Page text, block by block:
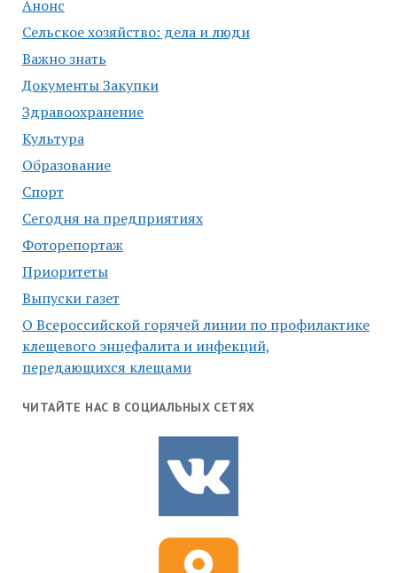
Анонс
Сельское хозяйство: дела и люди
Важно знать
Документы Закупки
Здравоохранение
Культура
Образование
Спорт
Сегодня на предприятиях
Фоторепортаж
Приоритеты
Выпуски газет
О Всероссийской горячей линии по профилактике
клещевого энцефалита и инфекций,
передающихся клещами
ЧИТАЙТЕ НАС В СОЦИАЛЬНЫХ СЕТЯХ